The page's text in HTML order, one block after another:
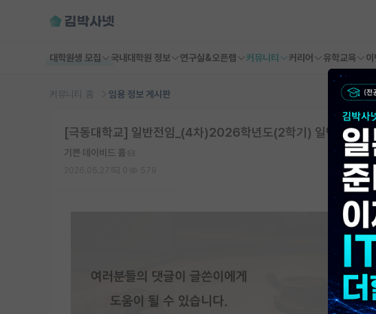
대학원생 모집 국내대학원 정보 연구실&오픈랩 커뮤니티 커리어 유학교육 이
커뮤니티 홈 임용 정보 게시판
[극동대학교] 일반전임_(4차)2026학년도(2학기) 일반전임 교
기쁜 데이비드 흄